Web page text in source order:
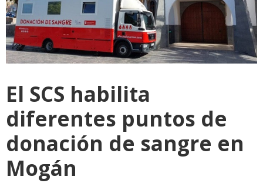
El SCS habilita
diferentes puntos de
donación de sangre en
Mogán